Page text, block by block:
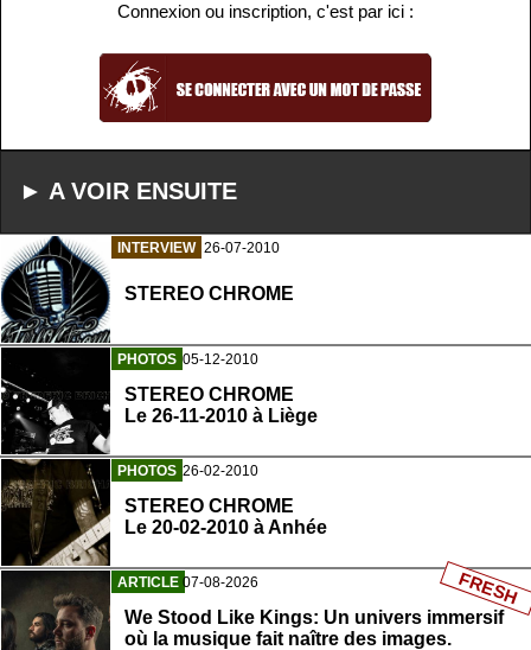
Connexion ou inscription, c'est par ici :
► A VOIR ENSUITE
INTERVIEW 26-07-2010
STEREO CHROME
PHOTOS 05-12-2010
STEREO CHROME
Le 26-11-2010 à Liège
PHOTOS 26-02-2010
STEREO CHROME
Le 20-02-2010 à Anhée
ARTICLE 07-08-2026
We Stood Like Kings: Un univers immersif
où la musique fait naître des images.
FRESH